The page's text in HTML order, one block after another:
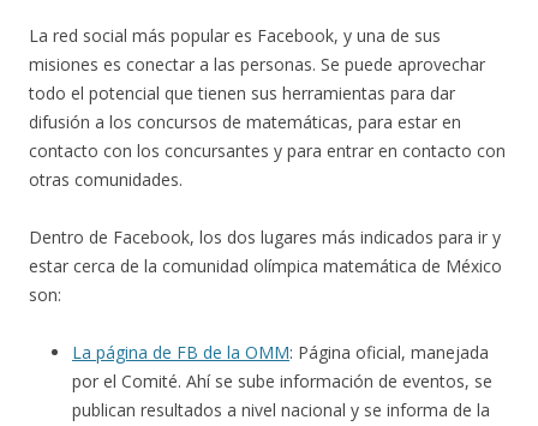
La red social más popular es Facebook, y una de sus
misiones es conectar a las personas. Se puede aprovechar
todo el potencial que tienen sus herramientas para dar
difusión a los concursos de matemáticas, para estar en
contacto con los concursantes y para entrar en contacto con
otras comunidades.
Dentro de Facebook, los dos lugares más indicados para ir y
estar cerca de la comunidad olímpica matemática de México
son:
La página de FB de la OMM: Página oficial, manejada
por el Comité. Ahí se sube información de eventos, se
publican resultados a nivel nacional y se informa de la